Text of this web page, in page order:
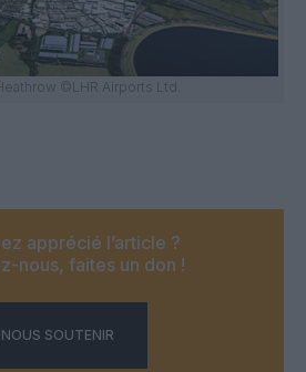
©LHR Airports Ltd.
apprécié l’article ?
nous, faites un don !
NOUS SOUTENIR